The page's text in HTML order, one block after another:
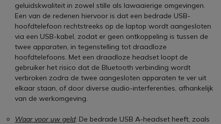
geluidskwaliteit in zowel stille als lawaaierige omgevingen.
Een van de redenen hiervoor is dat een bedrade USB-
hoofdtelefoon rechtstreeks op de laptop wordt aangesloten
via een USB-kabel, zodat er geen ontkoppeling is tussen de
twee apparaten, in tegenstelling tot draadloze
hoofdtelefoons. Met een draadloze headset loopt de
gebruiker het risico dat de Bluetooth verbinding wordt
verbroken zodra de twee aangesloten apparaten te ver uit
elkaar staan, of door diverse audio-interferenties, afhankelijk
van de werkomgeving.
Waar voor uw geld: De bedrade USB A-headset heeft, zoals